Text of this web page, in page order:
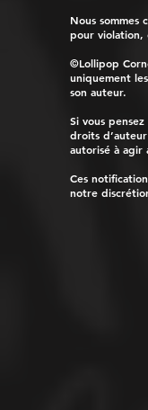
Nous
pour violation,
©Lollipop
uniquement
son auteur.
Si vous
droits
autorisé à agir
Ces
notre